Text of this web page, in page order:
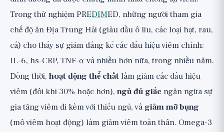
Trong thử nghiệm PREDIMED, những người tham gia
chế độ ăn Địa Trung Hải (giàu dầu ô liu, các loại hạt, rau,
cá) cho thấy sự giảm đáng kể các dấu hiệu viêm chính:
IL-6, hs-CRP, TNF-α và nhiều hơn nữa, trong nhiều năm.
Đồng thời, hoạt động thể chất làm giảm các dấu hiệu
viêm (đôi khi 30% hoặc hơn), ngủ đủ giấc ngăn ngừa sự
gia tăng viêm đi kèm với thiếu ngủ, và giảm mỡ bụng
(mô viêm hoạt động) làm giảm viêm toàn thân. Omega-3